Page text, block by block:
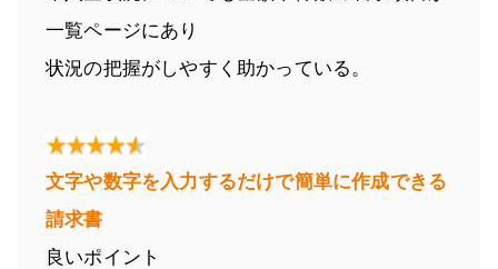
一覧ページにあり
状況の把握がしやすく助かっている。
文字や数字を入力するだけで簡単に作成できる
請求書
良いポイント